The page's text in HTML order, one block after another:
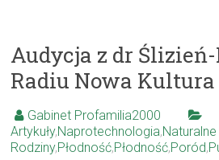
Audycja z dr
Radiu Nowa Kultura
Gabinet Profamilia2000
Artykuły,Naprotechnologia,
Rodziny,Płodność,Płodność,Poród,